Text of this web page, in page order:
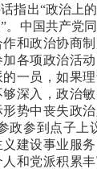
指出“政治上
。中国共产党
和政治协商
各项政治活
一员，如果
深入，政治敏
势中丧失政
政参到点子上
建设事业服
和党派积累